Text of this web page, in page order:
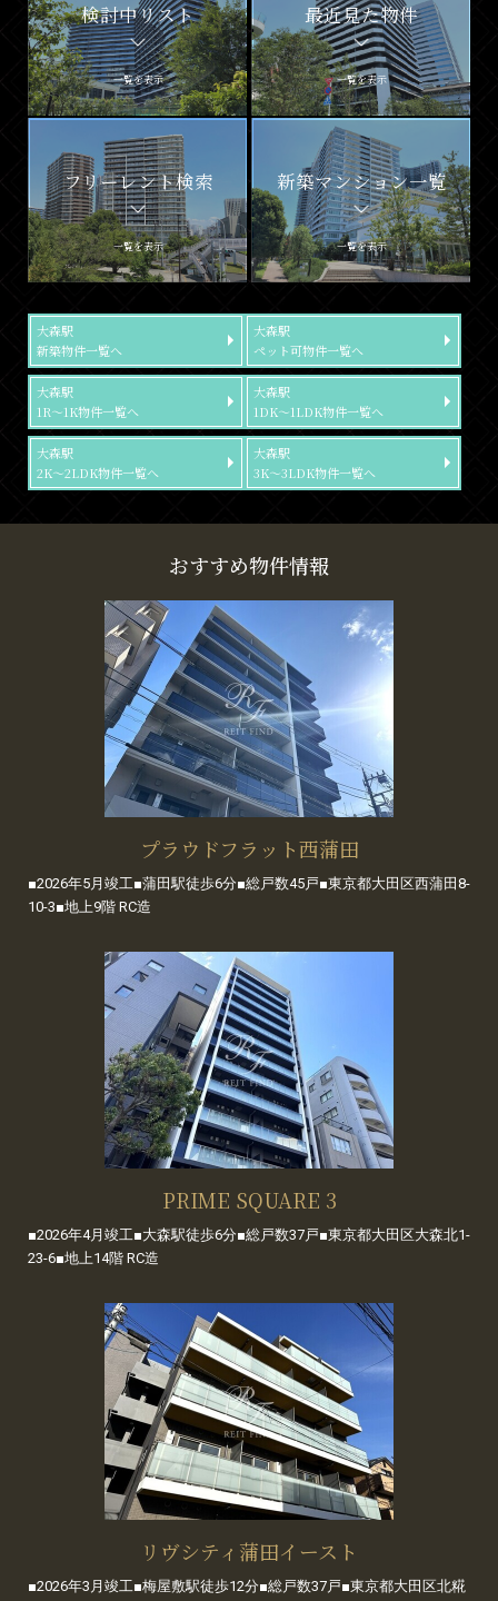
検討中リスト
一覧を表示
最近見た物件
一覧を表示
フリーレント検索
一覧を表示
新築マンション一覧
一覧を表示
大森駅
新築物件一覧へ
大森駅
ペット可物件一覧へ
大森駅
1R～1K物件一覧へ
大森駅
1DK～1LDK物件一覧へ
大森駅
2K～2LDK物件一覧へ
大森駅
3K～3LDK物件一覧へ
おすすめ物件情報
プラウドフラット西蒲田
■2026年5月竣工■蒲田駅徒歩6分■総戸数45戸■東京都大田区西蒲田8-
10-3■地上9階 RC造
PRIME SQUARE 3
■2026年4月竣工■大森駅徒歩6分■総戸数37戸■東京都大田区大森北1-
23-6■地上14階 RC造
リヴシティ蒲田イースト
■2026年3月竣工■梅屋敷駅徒歩12分■総戸数37戸■東京都大田区北糀